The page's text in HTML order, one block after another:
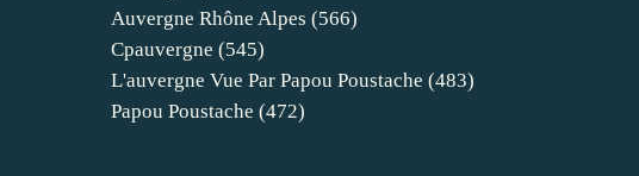
Auvergne Rhône Alpes (566)
Cpauvergne (545)
L'auvergne Vue Par Papou Poustache (483)
Papou Poustache (472)